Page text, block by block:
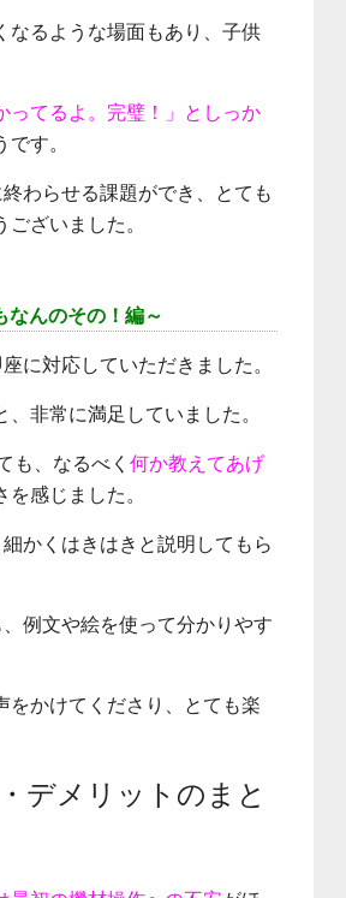
なるような場面もあり、子供
ってるよ。完璧！」としっか
す。
わらせる課題ができ、とても
ざいました。
んのその！編～
に対応していただきました。
非常に満足していました。
も、なるべく何か教えてあげ
感じました。
かくはきはきと説明してもら
、例文や絵を使って分かりやす
をかけてくださり、とても楽
デメリットのまと